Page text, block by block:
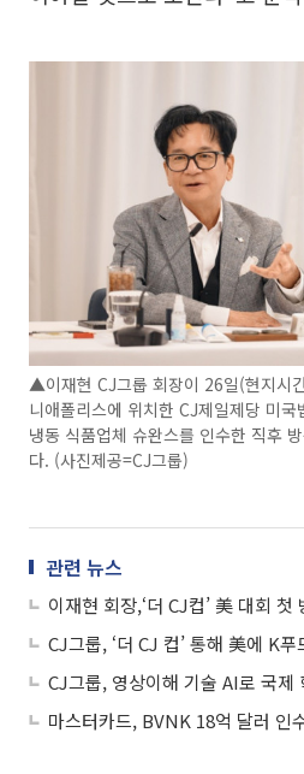
▲이재현 CJ그룹 회장이 26일(현지시
니애폴리스에 위치한 CJ제일제당 미
냉동 식품업체 슈완스를 인수한 직후
다. (사진제공=CJ그룹)
관련 뉴스
CJ그룹, ‘더 CJ 컵’ 통해 美에 K푸